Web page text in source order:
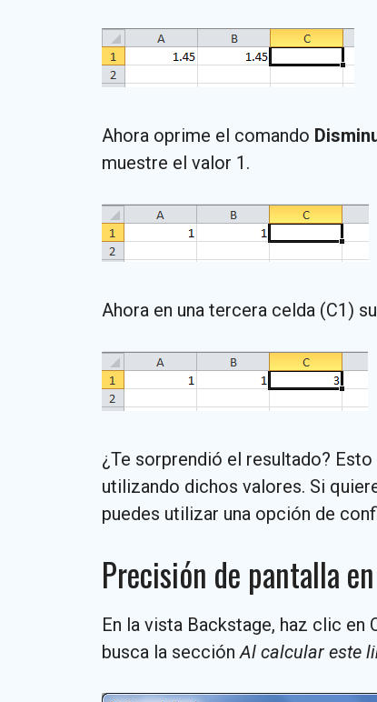
Ahora oprime el comando
muestre el valor 1.
Ahora en una tercera celda (C1)
¿Te sorprendió el resultado?
utilizando dichos valores. Si
puedes utilizar una opción de
Precisión de pantalla
En la vista Backstage, haz clic
busca la secciónAl calcular este